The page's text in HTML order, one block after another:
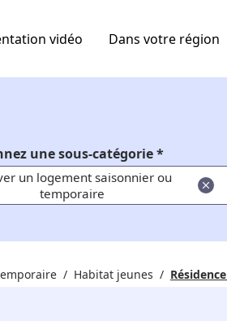
vidéo Dans votre région
une sous-catégorie *
un logement saisonnier ou
temporaire
Habitat jeunes